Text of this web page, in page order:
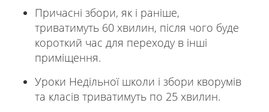
Причасні збори, як і раніше,
триватимуть 60 хвилин, після чого буде
короткий час для переходу в інші
приміщення.
Уроки Недільної школи і збори кворумів
та класів триватимуть по 25 хвилин.